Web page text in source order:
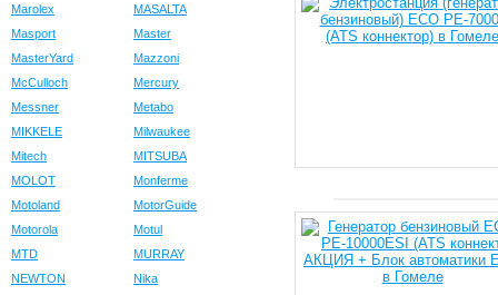
Marolex
MASALTA
Masport
Master
MasterYard
Mazzoni
McCulloch
Mercury
Messner
Metabo
MIKKELE
Milwaukee
Mitech
MITSUBA
MOLOT
Monferme
Motoland
MotorGuide
Motorola
Motul
MTD
MURRAY
NEWTON
Nika